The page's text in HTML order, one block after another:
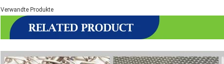
Verwandte Produkte